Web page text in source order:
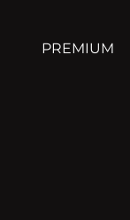
PREMIUM